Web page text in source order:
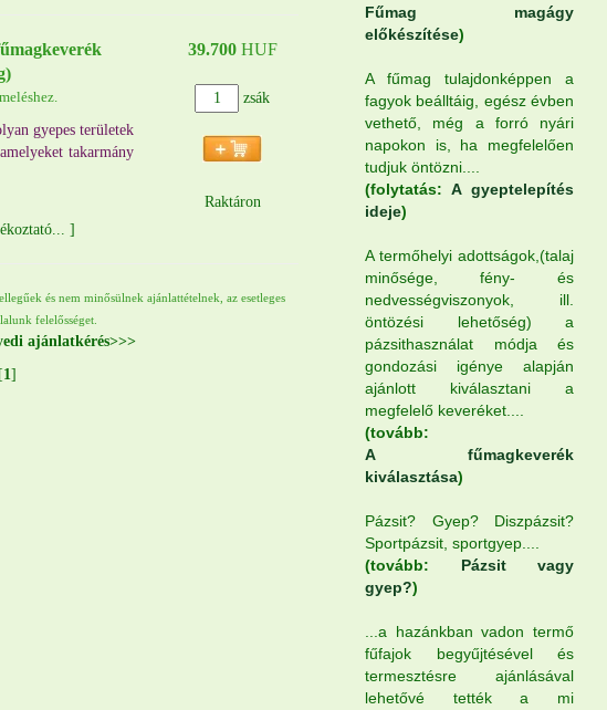
gyepes területek
takarmány
]
39.700HUF
zsák
Raktáron
és nem minősülnek ajánlattételnek, az esetleges
felelősséget.
ajánlatkérés>>>
1]
Fűmag magágy
előkészítése)
A fűmag tulajdonképpen a
fagyok beálltáig, egész évben
vethető, még a forró nyári
napokon is, ha megfelelően
tudjuk öntözni....
(folytatás: A gyeptelepítés
ideje)
A termőhelyi adottságok,(talaj
minősége, fény- és
nedvességviszonyok, ill.
öntözési lehetőség) a
pázsithasználat módja és
gondozási igénye alapján
ajánlott kiválasztani a
megfelelő keveréket....
(tovább:
A fűmagkeverék
kiválasztása)
Pázsit? Gyep? Diszpázsit?
Sportpázsit, sportgyep....
(tovább: Pázsit vagy
gyep?)
...a hazánkban vadon termő
fűfajok begyűjtésével és
termesztésre ajánlásával
lehetővé tették a mi